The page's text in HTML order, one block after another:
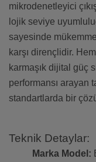
mikrodenetleyici
lojik seviye
sayesinde
karşı dirençlidir.
karmaşık dijital güç
performansı arayan
standartlarda bir
Teknik Detaylar:
Marka Model: